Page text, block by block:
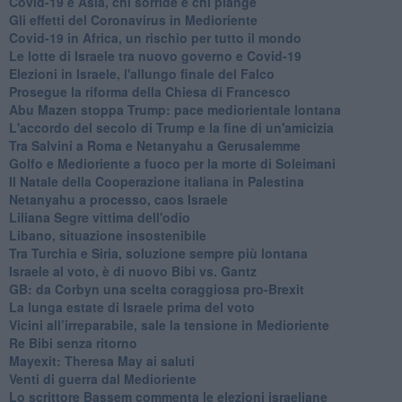
Gli effetti del Coronavirus in Medioriente
Covid-19 in Africa, un rischio per tutto il mondo
Le lotte di Israele tra nuovo governo e Covid-19
Elezioni in Israele, l'allungo finale del Falco
Prosegue la riforma della Chiesa di Francesco
Abu Mazen stoppa Trump: pace mediorientale lontana
L'accordo del secolo di Trump e la fine di un'amicizia
Tra Salvini a Roma e Netanyahu a Gerusalemme
Golfo e Medioriente a fuoco per la morte di Soleimani
Il Natale della Cooperazione italiana in Palestina
Netanyahu a processo, caos Israele
Liliana Segre vittima dell'odio
Libano, situazione insostenibile
Tra Turchia e Siria, soluzione sempre più lontana
Israele al voto, è di nuovo Bibi vs. Gantz
GB: da Corbyn una scelta coraggiosa pro-Brexit
La lunga estate di Israele prima del voto
Vicini all’irreparabile, sale la tensione in Medioriente
Re Bibi senza ritorno
Mayexit: Theresa May ai saluti
Venti di guerra dal Medioriente
Lo scrittore Bassem commenta le elezioni israeliane